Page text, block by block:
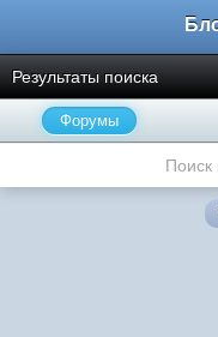
Результаты поиска
Форумы
Поиск